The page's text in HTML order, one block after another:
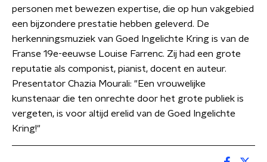
personen met bewezen expertise, die op hun vakgebied
een bijzondere prestatie hebben geleverd. De
herkenningsmuziek van Goed Ingelichte Kring is van de
Franse 19e-eeuwse Louise Farrenc. Zij had een grote
reputatie als componist, pianist, docent en auteur.
Presentator Chazia Mourali: "Een vrouwelijke
kunstenaar die ten onrechte door het grote publiek is
vergeten, is voor altijd erelid van de Goed Ingelichte
Kring!"